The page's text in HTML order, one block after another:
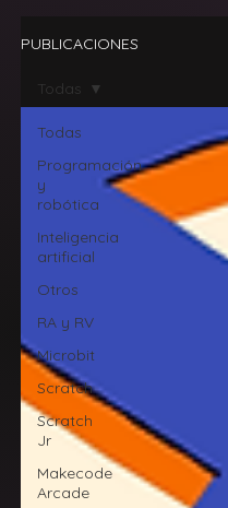
PUBLICACIONES
Todas
Programación
y
robótica
Inteligencia
artificial
Otros
RA y RV
Microbit
Scratch
Scratch
Jr
Makecode
Arcade
Todas